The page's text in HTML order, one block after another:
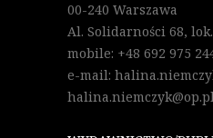
00-240 Warszawa
Al. Solidarności 68,
mobile: +48 692 975
e-mail: